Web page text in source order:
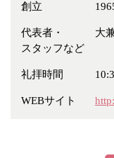
特別集会奉仕者
冠婚葬祭
創立
代表者・
スタッフなど
大
礼拝時間
WEBサイト